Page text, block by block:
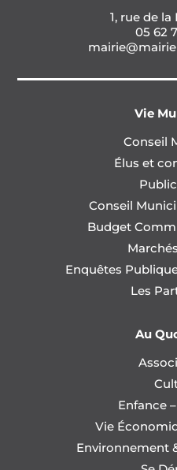
1, rue de
05 62
Vie
Conseil
Élus et
Conseil
Budget
Enquêtes
Les
Au
Enfance
Vie
Environnement